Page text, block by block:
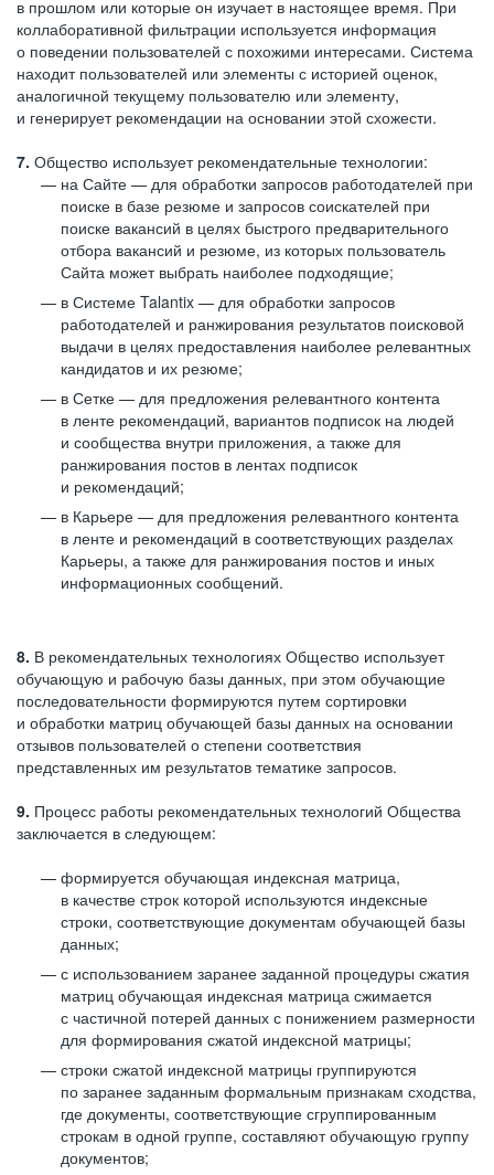
в прошлом или которые он изучает в настоящее время. При
коллаборативной фильтрации используется информация
о поведении пользователей с похожими интересами. Система
находит пользователей или элементы с историей оценок,
аналогичной текущему пользователю или элементу,
и генерирует рекомендации на основании этой схожести.
7. Общество использует рекомендательные технологии:
на Сайте — для обработки запросов работодателей при
поиске в базе резюме и запросов соискателей при
поиске вакансий в целях быстрого предварительного
отбора вакансий и резюме, из которых пользователь
Сайта может выбрать наиболее подходящие;
в Системе Talantix — для обработки запросов
работодателей и ранжирования результатов поисковой
выдачи в целях предоставления наиболее релевантных
кандидатов и их резюме;
в Сетке — для предложения релевантного контента
в ленте рекомендаций, вариантов подписок на людей
и сообщества внутри приложения, а также для
ранжирования постов в лентах подписок
и рекомендаций;
в Карьере — для предложения релевантного контента
в ленте и рекомендаций в соответствующих разделах
Карьеры, а также для ранжирования постов и иных
информационных сообщений.
8. В рекомендательных технологиях Общество использует
обучающую и рабочую базы данных, при этом обучающие
последовательности формируются путем сортировки
и обработки матриц обучающей базы данных на основании
отзывов пользователей о степени соответствия
представленных им результатов тематике запросов.
9. Процесс работы рекомендательных технологий Общества
заключается в следующем:
формируется обучающая индексная матрица,
в качестве строк которой используются индексные
строки, соответствующие документам обучающей базы
данных;
с использованием заранее заданной процедуры сжатия
матриц обучающая индексная матрица сжимается
с частичной потерей данных с понижением размерности
для формирования сжатой индексной матрицы;
строки сжатой индексной матрицы группируются
по заранее заданным формальным признакам сходства,
где документы, соответствующие сгруппированным
строкам в одной группе, составляют обучающую группу
документов;